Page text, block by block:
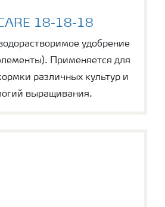
18-18
18-18-18
удобрение
Применяется для
различных культур и
выращивания.